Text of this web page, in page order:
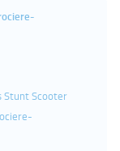
Stunt Scooter